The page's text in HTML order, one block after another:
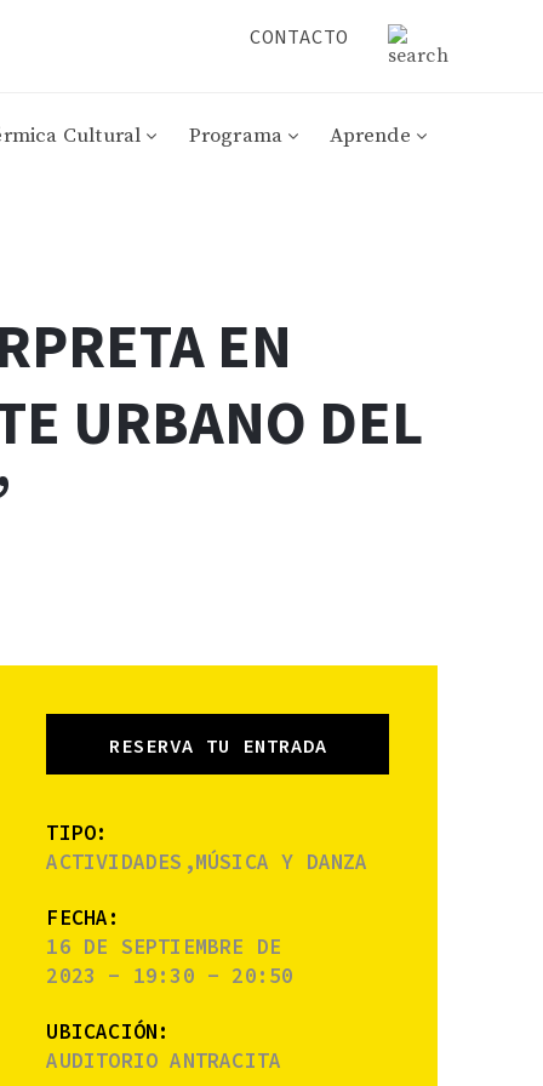
CONTACTO
Cultural Programa Aprende
EN
URBANO DEL
RESERVA TU ENTRADA
TIPO:
ACTIVIDADES,MÚSICA Y DANZA
FECHA:
16 DE SEPTIEMBRE DE
2023 - 19:30 - 20:50
UBICACIÓN:
AUDITORIO ANTRACITA